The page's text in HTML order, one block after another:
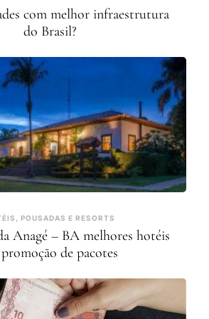
com melhor infraestrutura
do Brasil?
POUSADAS E RESORTS
Anagé – BA melhores hotéis
de pacotes